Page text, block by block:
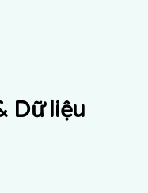
Dữ liệu